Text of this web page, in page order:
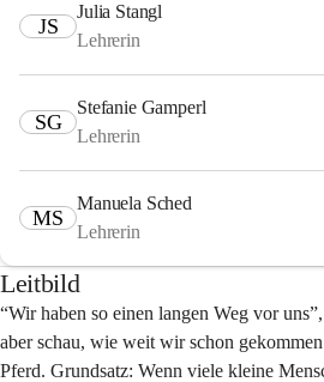
JS
Julia Stangl
Lehrerin
SG
Stefanie Gamperl
Lehrerin
MS
Manuela Sched
Lehrerin
Leitbild
“Wir haben so einen langen Weg vor uns”,
aber schau, wie weit wir schon gekommen
Pferd. Grundsatz: Wenn viele kleine